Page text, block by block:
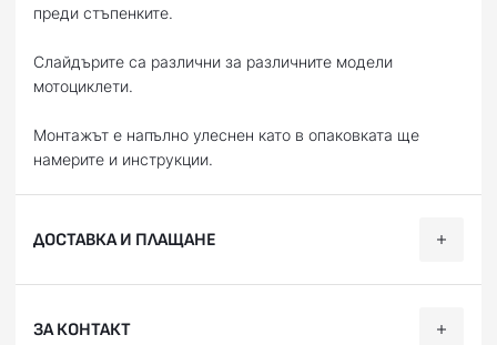
преди стъпенките.
Слайдърите са различни за различните модели
мотоциклети.
Монтажът е напълно улеснен като в опаковката ще
намерите и инструкции.
ДОСТАВКА И ПЛАЩАНЕ
професионализъм при доставката на Вашите поръчки,
ЗА КОНТАКТ